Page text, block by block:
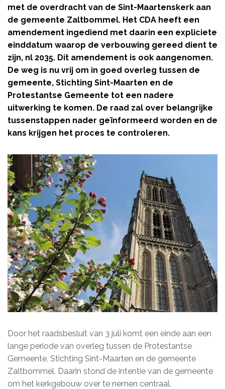
met de overdracht van de Sint-Maartenskerk aan
de gemeente Zaltbommel. Het CDA heeft een
amendement ingediend met daarin een expliciete
einddatum waarop de verbouwing gereed dient te
zijn, nl 2035. Dit amendement is ook aangenomen.
De weg is nu vrij om in goed overleg tussen de
gemeente, Stichting Sint-Maarten en de
Protestantse Gemeente tot een nadere
uitwerking te komen. De raad zal over belangrijke
tussenstappen nader geïnformeerd worden en de
kans krijgen het proces te controleren.
Door het raadsbesluit van 3 juli komt een einde aan een
lange periode van overleg tussen de Protestantse
Gemeente, Stichting Sint-Maarten en de gemeente
Zaltbommel. Daarin stond de intentie van de gemeente
om het kerkgebouw over te nemen centraal.